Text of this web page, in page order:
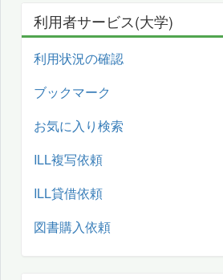
利用者サービス(大学)
利用状況の確認
ブックマーク
お気に入り検索
ILL複写依頼
ILL貸借依頼
図書購入依頼